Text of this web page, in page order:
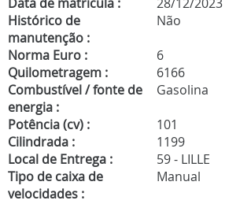
Histórico de
manutenção :
Não
Norma Euro :
6
Quilometragem :
6166
Combustível / fonte de
energia :
Gasolina
Potência (cv) :
101
Cilindrada :
1199
Local de Entrega :
59 - LILLE
Tipo de caixa de
velocidades :
Manual